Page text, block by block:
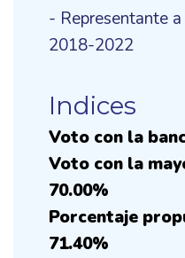
- Representante
2018-2022
Indices
Voto con la
Voto con la
70.00%
Porcentaje
71.40%